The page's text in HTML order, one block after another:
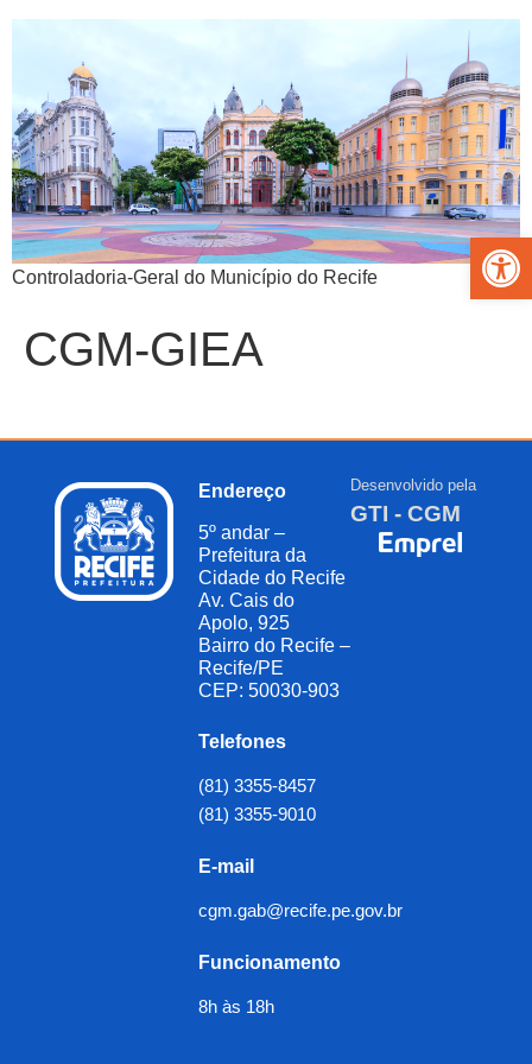
Abrir
Controladoria-Geral do Município do Recife
CGM-GIEA
Endereço
5º andar –
Prefeitura da
Cidade do Recife
Av. Cais do
Apolo, 925
Bairro do Recife –
Recife/PE
CEP: 50030-903
Telefones
(81) 3355-8457
(81) 3355-9010
E-mail
cgm.gab@recife.pe.gov.br
Funcionamento
8h às 18h
Desenvolvido pela
GTI - CGM